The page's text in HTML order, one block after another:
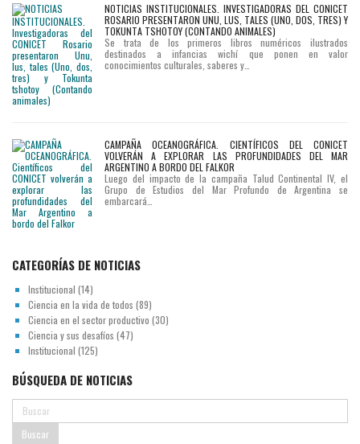
NOTICIAS INSTITUCIONALES. INVESTIGADORAS DEL CONICET
ROSARIO PRESENTARON UNU, LUS, TALES (UNO, DOS, TRES) Y
TOKUNTA TSHOTOY (CONTANDO ANIMALES)
Se trata de los primeros libros numéricos ilustrados
destinados a infancias wichí que ponen en valor
conocimientos culturales, saberes y…
CAMPAÑA OCEANOGRÁFICA. CIENTÍFICOS DEL CONICET
VOLVERÁN A EXPLORAR LAS PROFUNDIDADES DEL MAR
ARGENTINO A BORDO DEL FALKOR
Luego del impacto de la campaña Talud Continental IV, el
Grupo de Estudios del Mar Profundo de Argentina se
embarcará…
CATEGORÍAS DE NOTICIAS
Institucional (14)
Ciencia en la vida de todos (89)
Ciencia en el sector productivo (30)
Ciencia y sus desafíos (47)
Institucional (125)
BÚSQUEDA DE NOTICIAS